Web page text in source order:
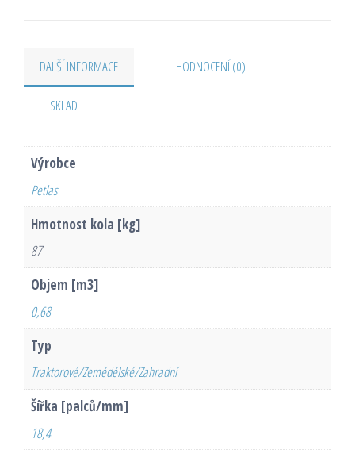
DALŠÍ INFORMACE HODNOCENÍ (0)
SKLAD
Výrobce
Petlas
Hmotnost kola [kg]
87
Objem [m3]
0,68
Typ
Traktorové/Zemědělské/Zahradní
Šířka [palců/mm]
18,4